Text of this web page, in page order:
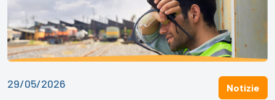
29/05/2026 Notizie